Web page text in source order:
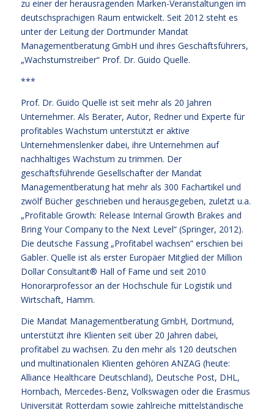
zu einer der herausragenden Marken-Veranstaltungen im
deutschsprachigen Raum entwickelt. Seit 2012 steht es
unter der Leitung der Dortmunder Mandat
Managementberatung GmbH und ihres Geschäftsführers,
„Wachstumstreiber“ Prof. Dr. Guido Quelle.
***
Prof. Dr. Guido Quelle ist seit mehr als 20 Jahren
Unternehmer. Als Berater, Autor, Redner und Experte für
profitables Wachstum unterstützt er aktive
Unternehmenslenker dabei, ihre Unternehmen auf
nachhaltiges Wachstum zu trimmen. Der
geschäftsführende Gesellschafter der Mandat
Managementberatung hat mehr als 300 Fachartikel und
zwölf Bücher geschrieben und herausgegeben, zuletzt u.a.
„Profitable Growth: Release Internal Growth Brakes and
Bring Your Company to the Next Level“ (Springer, 2012).
Die deutsche Fassung „Profitabel wachsen“ erschien bei
Gabler. Quelle ist als erster Europäer Mitglied der Million
Dollar Consultant® Hall of Fame und seit 2010
Honorarprofessor an der Hochschule für Logistik und
Wirtschaft, Hamm.
Die Mandat Managementberatung GmbH, Dortmund,
unterstützt ihre Klienten seit über 20 Jahren dabei,
profitabel zu wachsen. Zu den mehr als 120 deutschen
und multinationalen Klienten gehören ANZAG (heute:
Alliance Healthcare Deutschland), Deutsche Post, DHL,
Hornbach, Mercedes-Benz, Volkswagen oder die Erasmus
Universität Rotterdam sowie zahlreiche mittelständische